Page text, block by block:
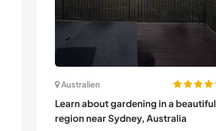
Australien
Learn about gardening in a beautiful
region near Sydney, Australia